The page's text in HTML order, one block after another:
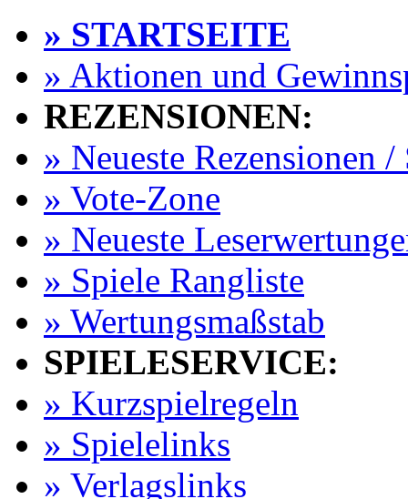
» STARTSEITE
» Aktionen und
REZENSIONEN:
» Neueste Rezensionen /
» Vote-Zone
» Neueste
» Spiele Rangliste
» Wertungsmaßstab
SPIELESERVICE:
» Kurzspielregeln
» Spielelinks
» Verlagslinks